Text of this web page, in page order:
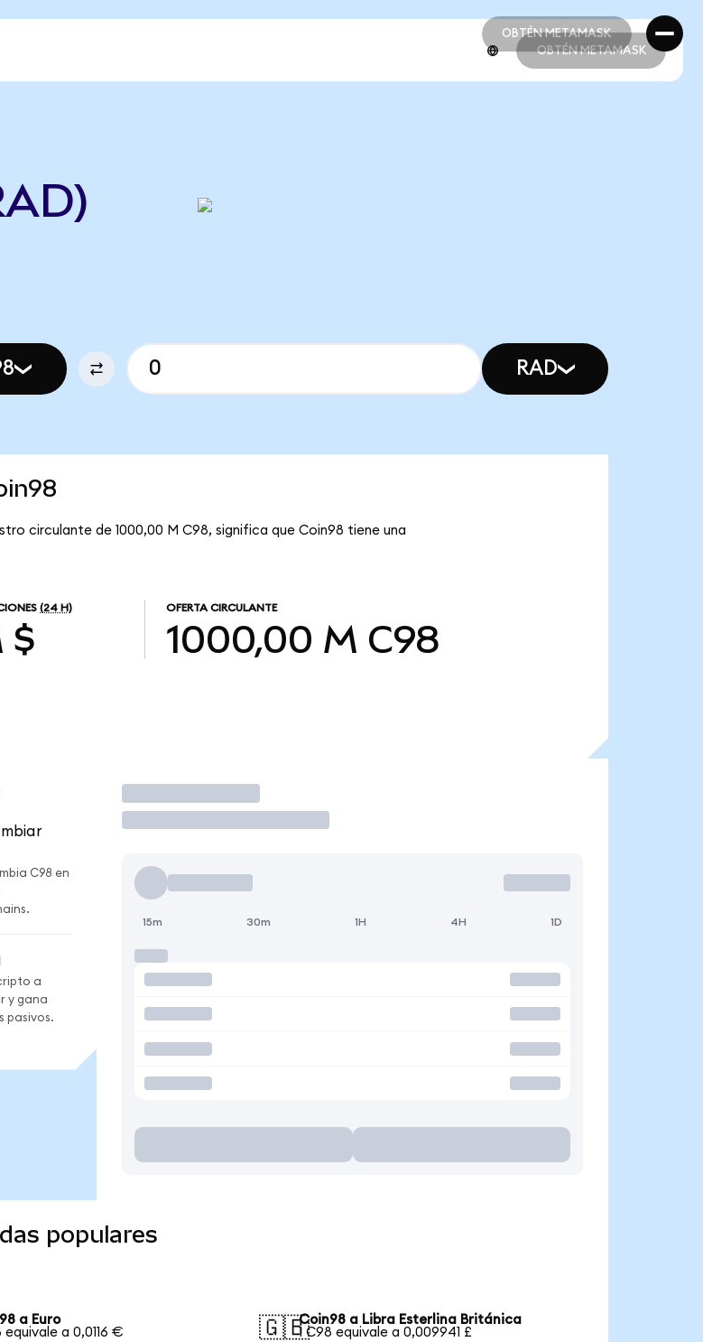
OBTÉN METAMASK
OBTÉN METAMASK
OBTÉN METAMASK
RAD
circulante de 1000,00 M C98, significa que Coin98 tiene una
(24 H)
$
OFERTA CIRCULANTE
1000,00 M C98
C98 en
a
y gana
pasivos.
Operar
15m 30m 1H 4H 1D
populares
a Euro
equivale a 0,0116 €
🇬🇧Coin98 a Libra Esterlina Británica
1 C98 equivale a 0,009941 £